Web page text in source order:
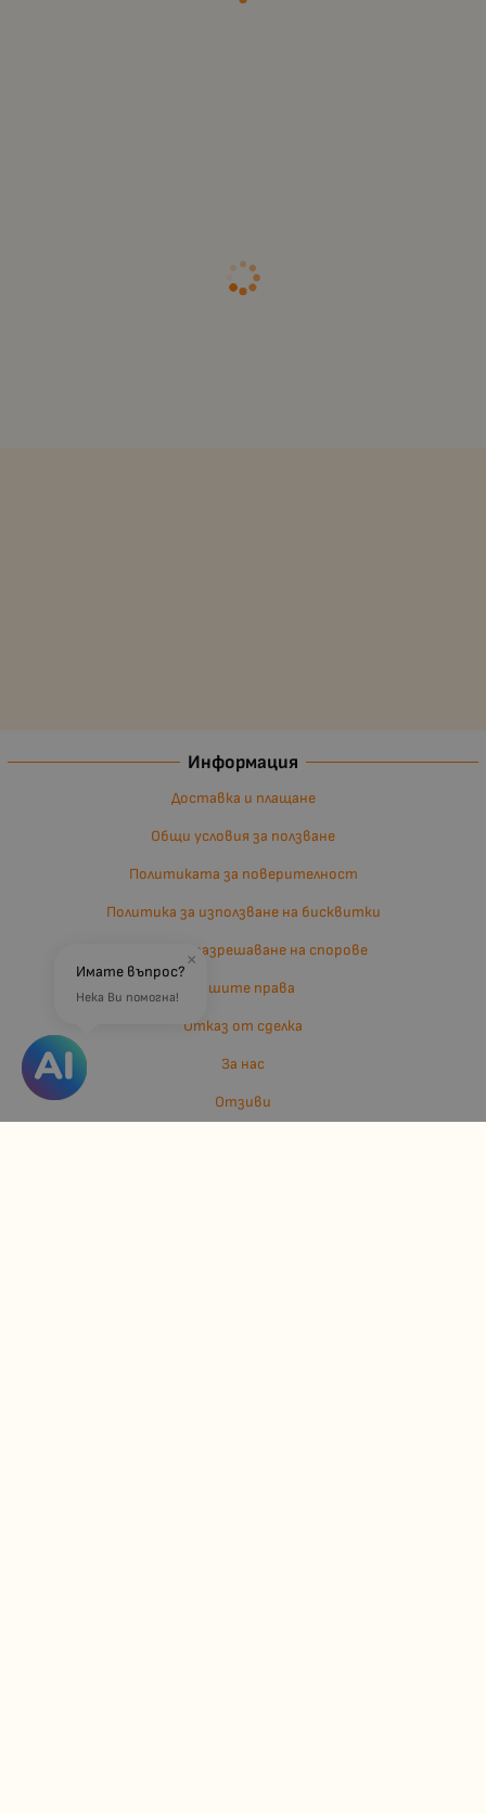
Информация
Доставка и плащане
Общи условия за ползване
Политиката за поверителност
Политика за използване на бисквитки
Въпроси и разрешаване на спорове
Вашите права
Отказ от сделка
За нас
Отзиви
×
Имате въпрос?
Нека Ви помогна!